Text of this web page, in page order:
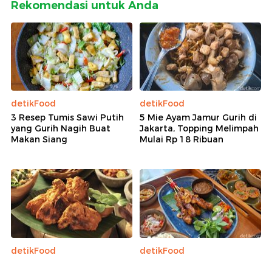
Rekomendasi untuk Anda
detikFood
3 Resep Tumis Sawi Putih
yang Gurih Nagih Buat
Makan Siang
detikFood
5 Mie Ayam Jamur Gurih di
Jakarta, Topping Melimpah
Mulai Rp 18 Ribuan
detikFood
detikFood